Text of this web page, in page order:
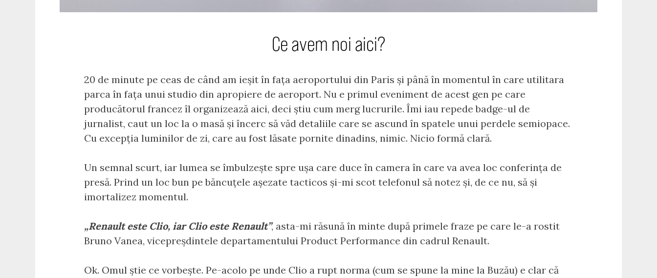
Ce avem noi aici?
20 de minute pe ceas de când am ieșit în fața aeroportului din Paris și până în momentul în care utilitara
parca în fața unui studio din apropiere de aeroport. Nu e primul eveniment de acest gen pe care
producătorul francez îl organizează aici, deci știu cum merg lucrurile. Îmi iau repede badge-ul de
jurnalist, caut un loc la o masă și încerc să văd detaliile care se ascund în spatele unui perdele semiopace.
Cu excepția luminilor de zi, care au fost lăsate pornite dinadins, nimic. Nicio formă clară.
Un semnal scurt, iar lumea se îmbulzește spre ușa care duce în camera în care va avea loc conferința de
presă. Prind un loc bun pe băncuțele așezate tacticos și-mi scot telefonul să notez și, de ce nu, să și
imortalizez momentul.
„Renault este Clio, iar Clio este Renault”, asta-mi răsună în minte după primele fraze pe care le-a rostit
Bruno Vanea, vicepreșdintele departamentului Product Performance din cadrul Renault.
Ok. Omul știe ce vorbește. Pe-acolo pe unde Clio a rupt norma (cum se spune la mine la Buzău) e clar că